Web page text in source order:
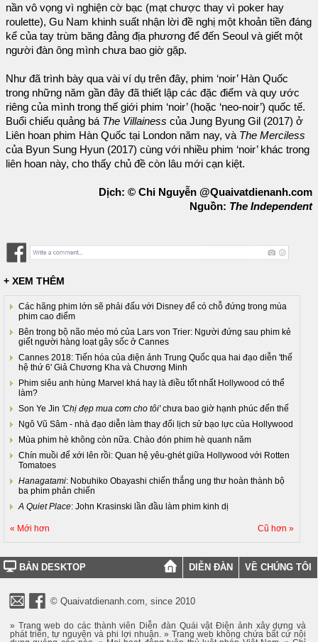
nần vô vọng vì nghiện cờ bạc (mạt chược thay vì poker hay
roulette), Gu Nam khinh suất nhận lời đề nghị một khoản tiền đáng
kể của tay trùm băng đảng địa phương để đến Seoul và giết một
người đàn ông mình chưa bao giờ gặp.
Như đã trình bày qua vài ví dụ trên đây, phim ‘noir’ Hàn Quốc
trong những năm gần đây đã thiết lập các đặc điểm và quy ước
riêng của mình trong thế giới phim ‘noir’ (hoặc ‘neo-noir’) quốc tế.
Buổi chiếu quảng bá The Villainess của Jung Byung Gil (2017) ở
Liên hoan phim Hàn Quốc tại London năm nay, và The Merciless
của Byun Sung Hyun (2017) cùng với nhiều phim ‘noir’ khác trong
liên hoan này, cho thấy chủ đề còn lâu mới cạn kiệt.
Dịch: © Chi Nguyễn @Quaivatdienanh.com
Nguồn: The Independent
+ XEM THÊM
Các hãng phim lớn sẽ phải đấu với Disney để có chỗ đứng trong mùa
phim cao điểm
Bên trong bộ não méo mó của Lars von Trier: Người đứng sau phim kẻ
giết người hàng loạt gây sốc ở Cannes
Cannes 2018: Tiến hóa của điện ảnh Trung Quốc qua hai đạo diễn 'thế
hệ thứ 6' Giả Chương Kha và Chương Minh
Phim siêu anh hùng Marvel khá hay là điều tốt nhất Hollywood có thể
làm?
Son Ye Jin 'Chị đẹp mua cơm cho tôi'chưa bao giờ hạnh phúc đến thế
Ngô Vũ Sâm - nhà đạo diễn làm thay đổi lịch sử bạo lực của Hollywood
Mùa phim hè không còn nữa. Chào đón phim hè quanh năm
Chín muồi để xới lên rồi: Quan hệ yêu-ghét giữa Hollywood với Rotten
Tomatoes
Hanagatami: Nobuhiko Obayashi chiến thắng ung thư hoàn thành bộ
ba phim phản chiến
A Quiet Place: John Krasinski lần đầu làm phim kinh dị
« Mới hơn Cũ hơn »
BẢN DESKTOP DIỄN ĐÀN VỀ CHÚNG TÔI
© Quaivatdienanh.com, since 2010
» Trang web do các thành viên Diễn đàn Quái vật Điện ảnh xây dựng và
phát triển, tự nguyện và phi lợi nhuận. » Trang web không chứa bất cứ nội